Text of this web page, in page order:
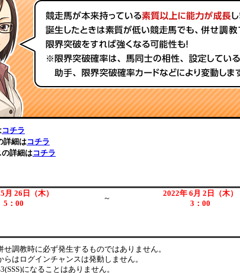
コチラ
詳細はコチラ
詳細はコチラ
月 26日（木）
5：00
～
2022年 6月 2日（木）
3：00
せ調教時に必ず発生するものではありません。
らはログインチャンスは発動しません。
になることはありません。